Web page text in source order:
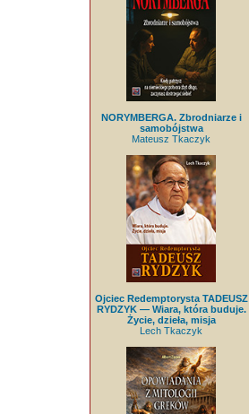
NORYMBERGA. Zbrodniarze i
samobójstwa
Mateusz Tkaczyk
Ojciec Redemptorysta TADEUSZ
RYDZYK — Wiara, która buduje.
Życie, dzieła, misja
Lech Tkaczyk